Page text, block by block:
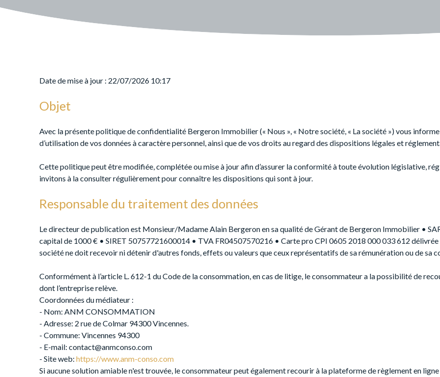
Date de mise à jour : 22/07/2026 10:17
Objet
Avec la présente politique de confidentialité Bergeron Immobilier (« Nous », « Notre société, « La société ») vous
d’utilisation de vos données à caractère personnel, ainsi que de vos droits au regard des dispositions légales et
Cette politique peut être modifiée, complétée ou mise à jour afin d’assurer la conformité à toute évolution législative,
invitons à la consulter régulièrement pour connaître les dispositions qui sont à jour.
Responsable du traitement des données
Le directeur de publication est Monsieur/Madame Alain Bergeron en sa qualité de Gérant de Bergeron Immobilier •
capital de 1000 € • SIRET 50757721600014 • TVA FR04507570216 • Carte pro CPI 0605 2018 000 033 612
société ne doit recevoir ni détenir d'autres fonds, effets ou valeurs que ceux représentatifs de sa rémunération ou de sa
Conformément à l’article L. 612-1 du Code de la consommation, en cas de litige, le consommateur a la possibilité de
dont l’entreprise relève.
Coordonnées du médiateur :
- Nom: ANM CONSOMMATION
- Adresse: 2 rue de Colmar 94300 Vincennes.
- Commune: Vincennes 94300
- E-mail: contact@anmconso.com
- Site web: https://www.anm-conso.com
Si aucune solution amiable n'est trouvée, le consommateur peut également recourir à la plateforme de règlement en ligne